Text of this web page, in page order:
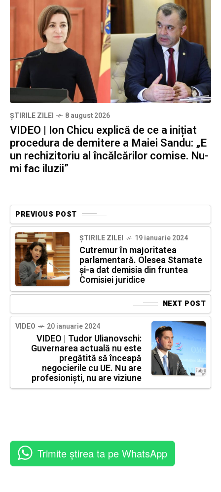
ȘTIRILE ZILEI 8 august 2026
VIDEO | Ion Chicu explică de ce a inițiat
procedura de demitere a Maiei Sandu: „E
un rechizitoriu al încălcărilor comise. Nu-
mi fac iluzii”
PREVIOUS POST
ȘTIRILE ZILEI 19 ianuarie 2024
Cutremur în majoritatea
parlamentară. Olesea Stamate
și-a dat demisia din fruntea
Comisiei juridice
NEXT POST
VIDEO 20 ianuarie 2024
VIDEO | Tudor Ulianovschi:
Guvernarea actuală nu este
pregătită să înceapă
negocierile cu UE. Nu are
profesioniști, nu are viziune
Trimite știrea ta pe WhatsApp